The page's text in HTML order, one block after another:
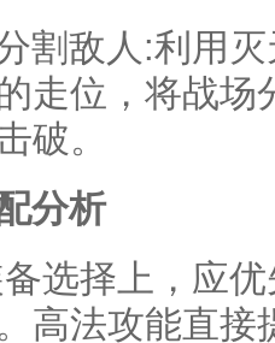
割敌人:利用
走位，将战场
破。
分析
选择上，应
高法攻能直接